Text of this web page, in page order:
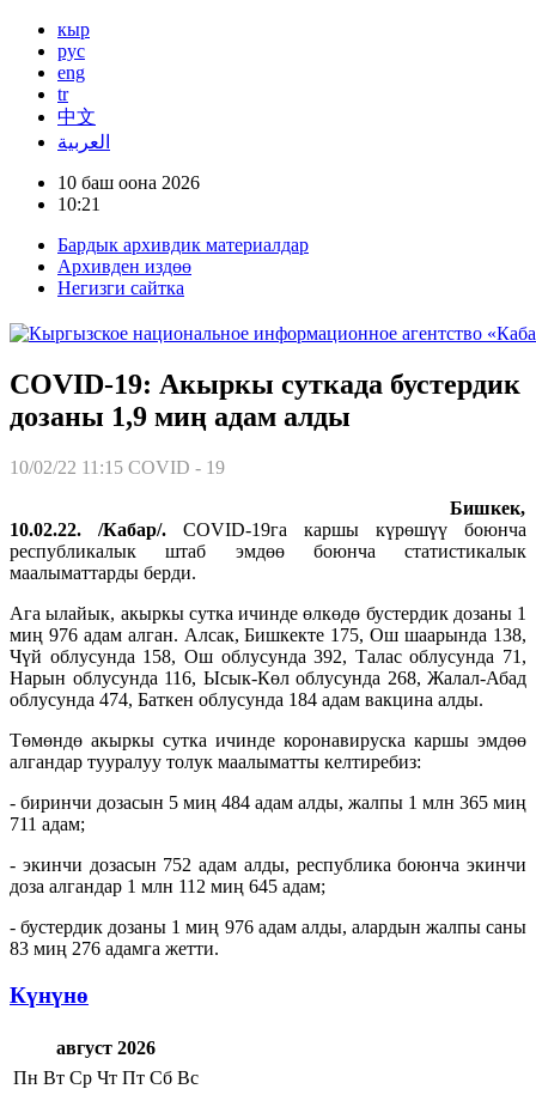
кыр
рус
eng
tr
中文
العربية
10 баш оона 2026
10:21
Бардык архивдик материалдар
Архивден издөө
Негизги сайтка
COVID-19: Акыркы суткада бустердик
дозаны 1,9 миң адам алды
10/02/22 11:15 COVID - 19
Бишкек,
10.02.22. /Кабар/. COVID-19га каршы күрөшүү боюнча
республикалык штаб эмдөө боюнча статистикалык
маалыматтарды берди.
Ага ылайык, акыркы сутка ичинде өлкөдө бустердик дозаны 1
миң 976 адам алган. Алсак, Бишкекте 175, Ош шаарында 138,
Чүй облусунда 158, Ош облусунда 392, Талас облусунда 71,
Нарын облусунда 116, Ысык-Көл облусунда 268, Жалал-Абад
облусунда 474, Баткен облусунда 184 адам вакцина алды.
Төмөндө акыркы сутка ичинде коронавируска каршы эмдөө
алгандар тууралуу толук маалыматты келтиребиз:
- биринчи дозасын 5 миң 484 адам алды, жалпы 1 млн 365 миң
711 адам;
- экинчи дозасын 752 адам алды, республика боюнча экинчи
доза алгандар 1 млн 112 миң 645 адам;
- бустердик дозаны 1 миң 976 адам алды, алардын жалпы саны
83 миң 276 адамга жетти.
Күнүнө
август 2026
Пн Вт Ср Чт Пт Сб Вс